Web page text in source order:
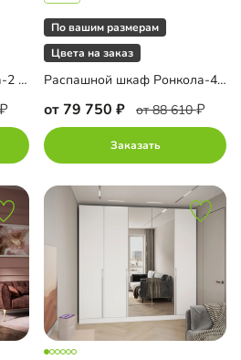
Распашной шкаф Лесама-2 Декор 4
По вашим размерам
Цвета на заказ
Распашной шкаф Ронкола-4 с антресолью
от 79 750 от 88 610
Заказать